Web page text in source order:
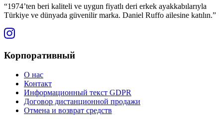
“1974’ten beri kaliteli ve uygun fiyatlı deri erkek ayakkabılarıyla
Türkiye ve dünyada güvenilir marka. Daniel Ruffo ailesine katılın.”
Корпоративный
О нас
Контакт
Информационный текст GDPR
Договор дистанционной продажи
Отмена и возврат средств